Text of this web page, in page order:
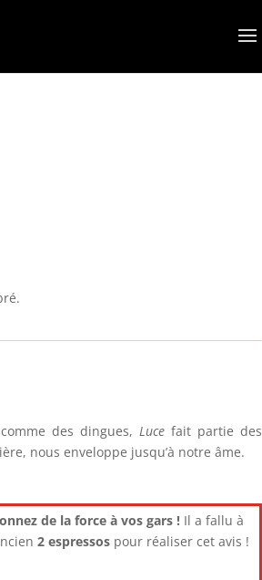
.
des dingues, Lucefait partie des
nous enveloppe jusqu’à notre âme.
de la force à vos gars !Il a fallu à
2 espressos pour réaliser cet avis !